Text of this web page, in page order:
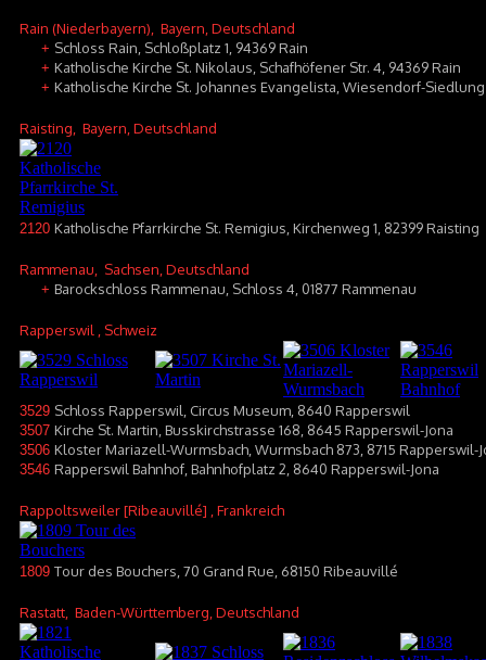
Rain (Niederbayern) , Bayern, Deutschland
+ Schloss Rain, Schloßplatz 1, 94369 Rain
+ Katholische Kirche St. Nikolaus, Schafhöfener Str. 4, 94369 Rain
+ Katholische Kirche St. Johannes Evangelista, Wiesendorf-Siedlung
Raisting , Bayern, Deutschland
2120 Katholische Pfarrkirche St. Remigius, Kirchenweg 1, 82399 Raisting
Rammenau , Sachsen, Deutschland
+ Barockschloss Rammenau, Schloss 4, 01877 Rammenau
Rapperswil , Schweiz
3529 Schloss Rapperswil, Circus Museum, 8640 Rapperswil
3507 Kirche St. Martin, Busskirchstrasse 168, 8645 Rapperswil-Jona
3506 Kloster Mariazell-Wurmsbach, Wurmsbach 873, 8715 Rapperswil-
3546 Rapperswil Bahnhof, Bahnhofplatz 2, 8640 Rapperswil-Jona
Rappoltsweiler [Ribeauvillé] , Frankreich
1809 Tour des Bouchers, 70 Grand Rue, 68150 Ribeauvillé
Rastatt , Baden-Württemberg, Deutschland